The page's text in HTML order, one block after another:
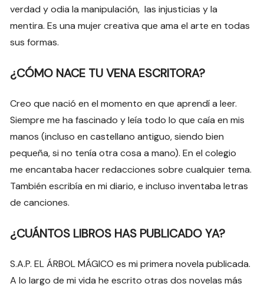
verdad y odia la manipulación, las injusticias y la
mentira. Es una mujer creativa que ama el arte en todas
sus formas.
¿CÓMO NACE TU VENA ESCRITORA?
Creo que nació en el momento en que aprendí a leer.
Siempre me ha fascinado y leía todo lo que caía en mis
manos (incluso en castellano antiguo, siendo bien
pequeña, si no tenía otra cosa a mano). En el colegio
me encantaba hacer redacciones sobre cualquier tema.
También escribía en mi diario, e incluso inventaba letras
de canciones.
¿CUÁNTOS LIBROS HAS PUBLICADO YA?
S.A.P. EL ÁRBOL MÁGICO es mi primera novela publicada.
A lo largo de mi vida he escrito otras dos novelas más